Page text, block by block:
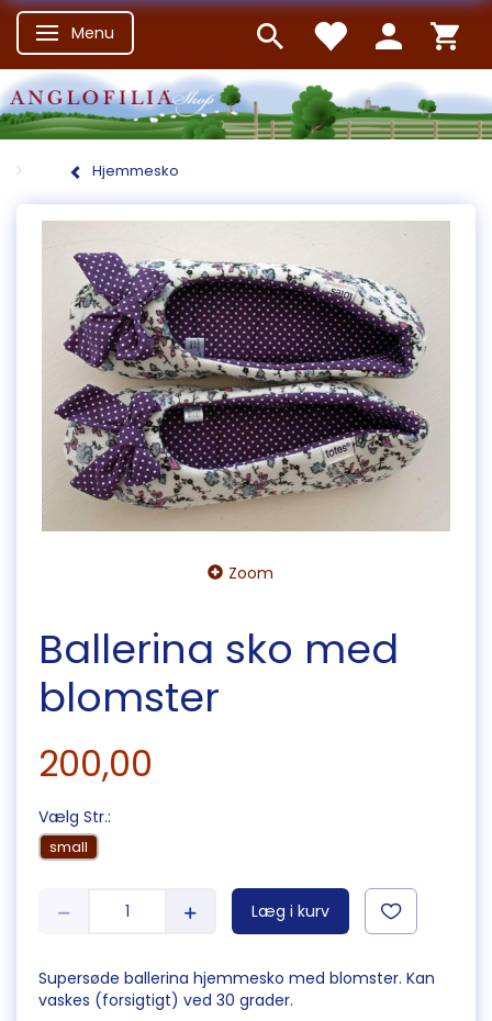
Skifte navigation
Menu
Hjemmesko
Zoom
Ballerina sko med
blomster
200,00
Vælg Str.:
small
Læg i kurv
Supersøde ballerina hjemmesko med blomster. Kan
vaskes (forsigtigt) ved 30 grader.